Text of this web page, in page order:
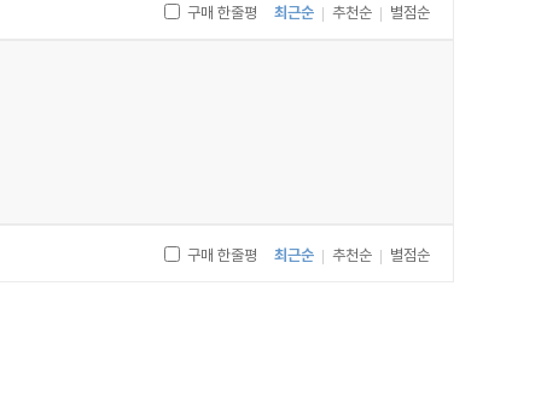
구매 한줄평 최근순 | 추천순 | 별점순
구매 한줄평 최근순 | 추천순 | 별점순